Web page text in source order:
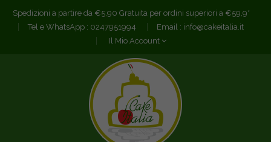
Spedizioni a partire da €5,90 Gratuita per ordini superiori a €59,9*
Tel e WhatsApp : 0247951994 Email : info@cakeitalia.it
Il Mio Account